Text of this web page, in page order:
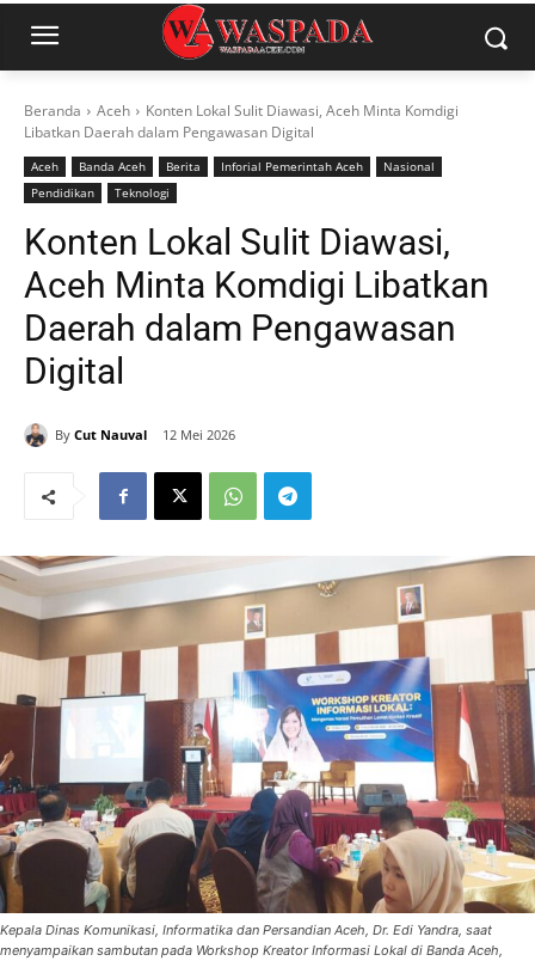
Beranda Aceh
Konten Lokal Sulit Diawasi, Aceh Minta Komdigi
Libatkan Daerah dalam Pengawasan Digital
Aceh Banda Aceh Berita Inforial Pemerintah Aceh
Nasional
Pendidikan
Teknologi
Konten Lokal Sulit Diawasi,
Aceh Minta Komdigi Libatkan
Daerah dalam Pengawasan
Digital
By Cut Nauval 12 Mei 2026
Kepala Dinas Komunikasi, Informatika dan Persandian Aceh, Dr. Edi Yandra, saat
menyampaikan sambutan pada Workshop Kreator Informasi Lokal di Banda Aceh,